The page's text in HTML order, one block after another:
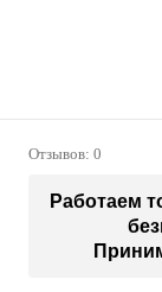
Отзывов: 0
Работаем